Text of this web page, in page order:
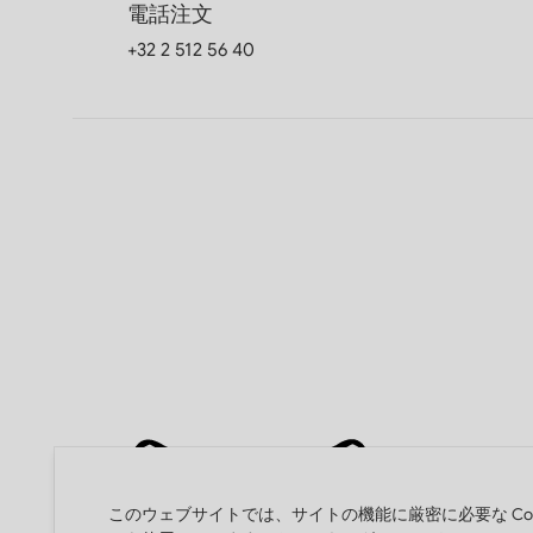
電話注文
+32 2 512 56 40
このウェブサイトでは、サイトの機能に厳密に必要な